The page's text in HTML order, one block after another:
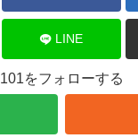
LINE
101をフォローする